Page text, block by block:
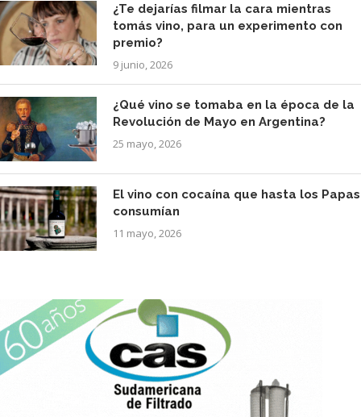
¿Te dejarías filmar la cara mientras
tomás vino, para un experimento con
premio?
9 junio, 2026
¿Qué vino se tomaba en la época de la
Revolución de Mayo en Argentina?
25 mayo, 2026
El vino con cocaína que hasta los Papas
consumían
11 mayo, 2026